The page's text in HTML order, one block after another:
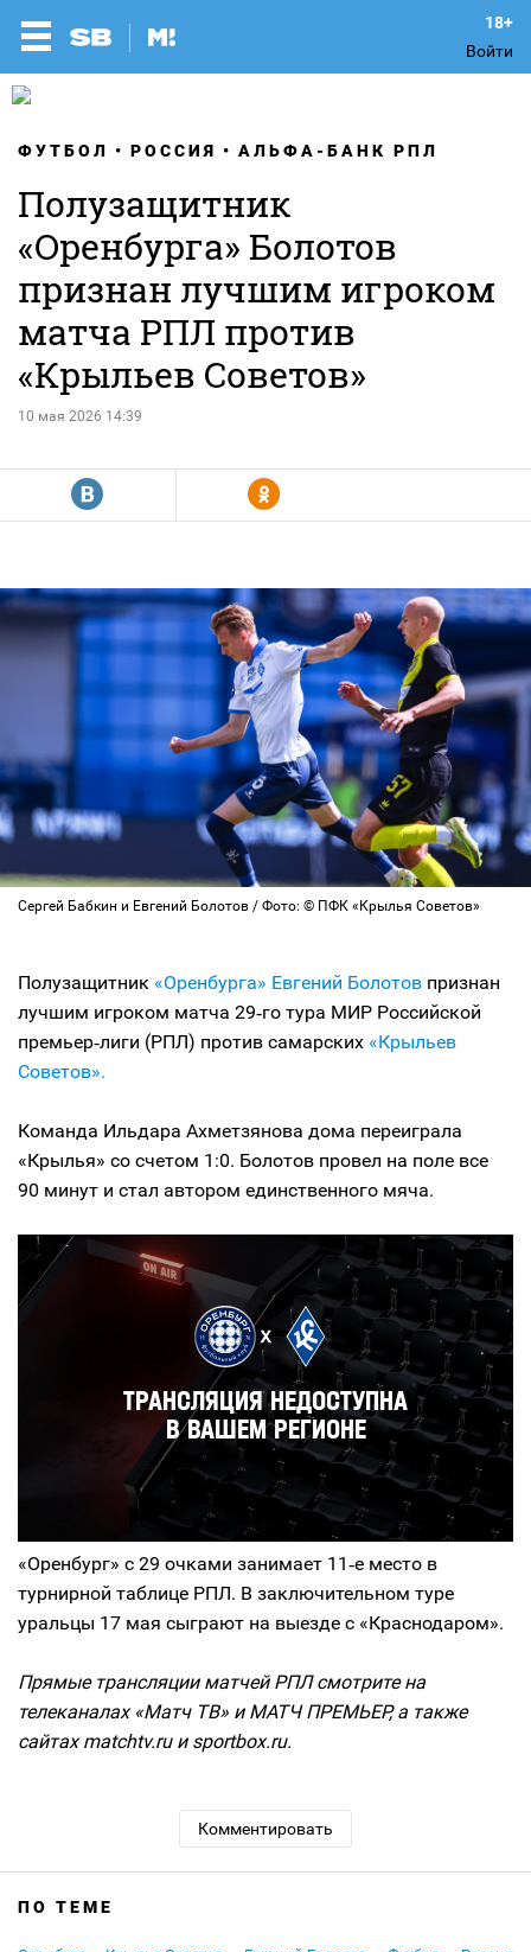
Войти
ФУТБОЛ РОССИЯ АЛЬФА-БАНК РПЛ
Полузащитник
«Оренбурга» Болотов
признан лучшим игроком
матча РПЛ против
«Крыльев Советов»
10 мая 2026 14:39
R Y
Сергей Бабкин и Евгений Болотов / Фото: © ПФК «Крылья Советов»
Полузащитник «Оренбурга» Евгений Болотов признан
лучшим игроком матча 29‑го тура МИР Российской
премьер‑лиги (РПЛ) против самарских «Крыльев
Советов».
Команда Ильдара Ахметзянова дома переиграла
«Крылья» со счетом 1:0. Болотов провел на поле все
90 минут и стал автором единственного мяча.
«Оренбург» с 29 очками занимает 11‑е место в
турнирной таблице РПЛ. В заключительном туре
уральцы 17 мая сыграют на выезде с «Краснодаром».
Прямые трансляции матчей РПЛ смотрите на
телеканалах «Матч ТВ» и МАТЧ ПРЕМЬЕР, а также
сайтах matchtv.ru и sportbox.ru.
Комментировать
ПО ТЕМЕ